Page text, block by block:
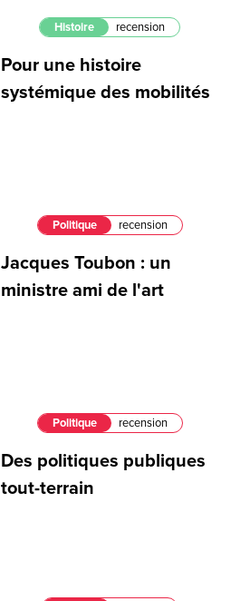
Histoire recension
Pour une histoire
systémique des mobilités
Politique recension
Jacques Toubon : un
ministre ami de l'art
Politique recension
Des politiques publiques
tout-terrain